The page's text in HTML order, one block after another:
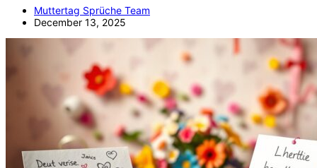
Muttertag Sprüche Team
December 13, 2025